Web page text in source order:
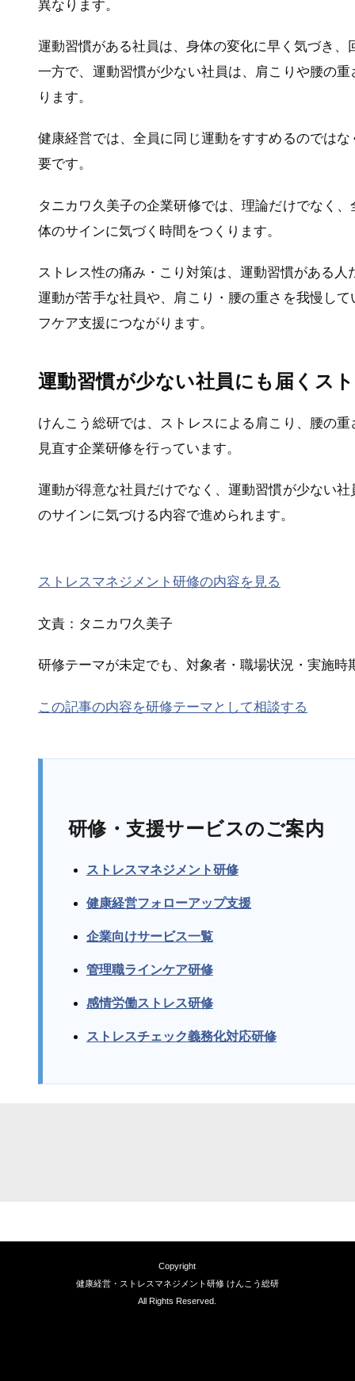
異なります。
運動習慣がある社員は、身体の変化に早く気づき
一方で、運動習慣が少ない社員は、肩こりや腰の
ります。
健康経営では、全員に同じ運動をすすめるのでは
要です。
タニカワ久美子の企業研修では、理論だけでなく
体のサインに気づく時間をつくります。
ストレス性の痛み・こり対策は、運動習慣がある人
運動が苦手な社員や、肩こり・腰の重さを我慢し
フケア支援につながります。
運動習慣が少ない社員にも届くス
けんこう総研では、ストレスによる肩こり、腰の
見直す企業研修を行っています。
運動が得意な社員だけでなく、運動習慣が少ない
のサインに気づける内容で進められます。
ストレスマネジメント研修の内容を見る
文責：タニカワ久美子
研修テーマが未定でも、対象者・職場状況・実施時
この記事の内容を研修テーマとして相談する
研修・支援サービスのご案内
ストレスマネジメント研修
健康経営フォローアップ支援
企業向けサービス一覧
管理職ラインケア研修
感情労働ストレス研修
ストレスチェック義務化対応研修
Copyright
健康経営・ストレスマネジメント研修 けんこう総研
All Rights Reserved.